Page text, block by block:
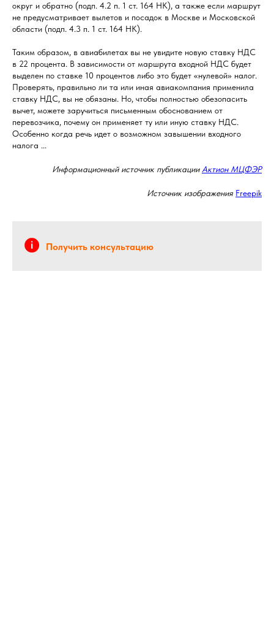
округ и обратно (подп. 4.2 п. 1 ст. 164 НК), а также если маршрут
не предусматривает вылетов и посадок в Москве и Московской
области (подп. 4.3 п. 1 ст. 164 НК).
Таким образом, в авиабилетах вы не увидите новую ставку НДС
в 22 процента. В зависимости от маршрута входной НДС будет
выделен по ставке 10 процентов либо это будет «нулевой» налог.
Проверять, правильно ли та или иная авиакомпания применила
ставку НДС, вы не обязаны. Но, чтобы полностью обезопасить
вычет, можете заручиться письменным обоснованием от
перевозчика, почему он применяет ту или иную ставку НДС.
Особенно когда речь идет о возможном завышении входного
налога ...
Информационный источник публикации Актион МЦФЭР
Источник изображения Freepik
Получить консультацию